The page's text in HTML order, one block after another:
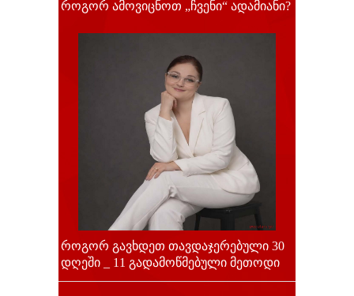
როგორ ამოვიცნოთ „ჩვენი“ ადამიანი?
როგორ გავხდეთ თავდაჯერებული 30
დღეში _ 11 გადამოწმებული მეთოდი